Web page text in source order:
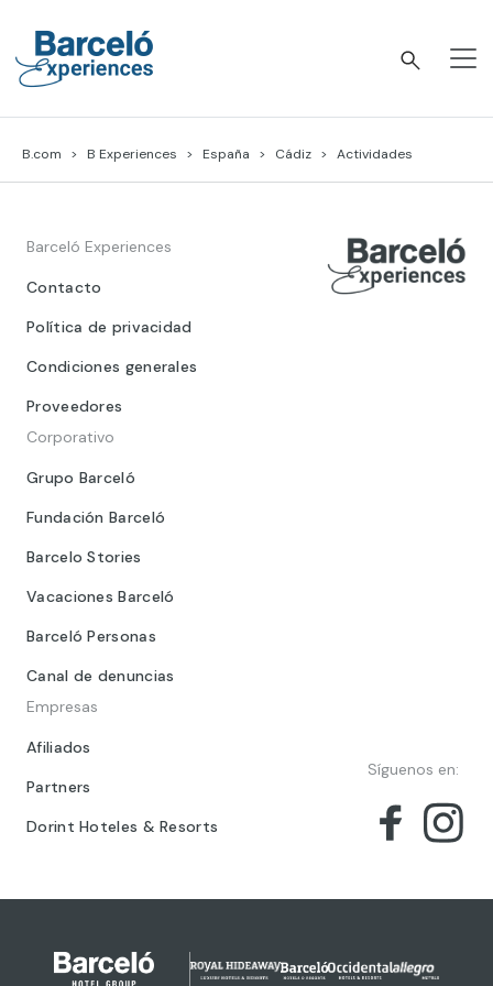
content
B.com B Experiences España Cádiz Actividades
Barceló Experiences
Contacto
Política de privacidad
Condiciones generales
Proveedores
Corporativo
Grupo Barceló
Fundación Barceló
Barcelo Stories
Vacaciones Barceló
Barceló Personas
Canal de denuncias
Empresas
Afiliados
Partners
Dorint Hoteles & Resorts
Síguenos en: